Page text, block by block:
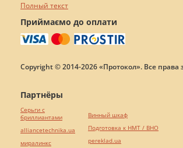
Полный текст
Приймаємо до оплати
Copyright © 2014-2026 «Протокол». Все
Партнёры
Серьги с
бриллиантами
alliancetechnika.ua
миралинкс
Винный шкаф
Подготовка к НМТ / ВНО
pereklad.ua